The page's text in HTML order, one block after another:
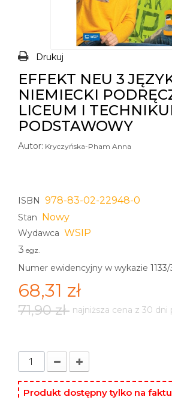
Drukuj
EFFEKT NEU 3
NIEMIECKI
LICEUM I
PODSTAWOWY
Autor: Kryczyńska-Pham Anna
ISBN 978-83-02-22948-0
Stan Nowy
Wydawca WSIP
3 egz.
Numer ewidencyjny w wykazie 1133/
68,31 zł
71,90 zł najniższa cena z 30 dni
Produkt dostępny tylko na